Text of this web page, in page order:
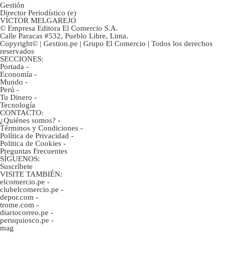
Gestión
Director Periodístico (e)
VÍCTOR MELGAREJO
© Empresa Editora El Comercio S.A.
Calle Paracas #532, Pueblo Libre, Lima.
Copyright© | Gestion.pe | Grupo El Comercio | Todos los derechos
reservados
SECCIONES:
Portada -
Economía -
Mundo -
Perú -
Tu Dinero -
Tecnología
CONTACTO:
¿Quiénes somos? -
Términos y Condiciones -
Política de Privacidad -
Politica de Cookies -
Preguntas Frecuentes
SÍGUENOS:
Suscríbete
VISITE TAMBIÉN:
elcomercio.pe -
clubelcomercio.pe -
depor.com -
trome.com -
diariocorreo.pe -
peruquiosco.pe -
mag